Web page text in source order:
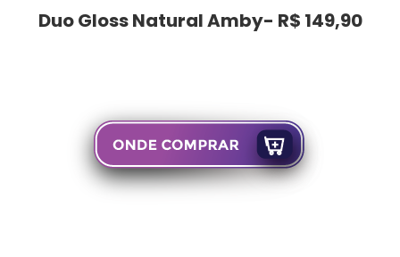
Duo Gloss Natural Amby- R$ 149,90